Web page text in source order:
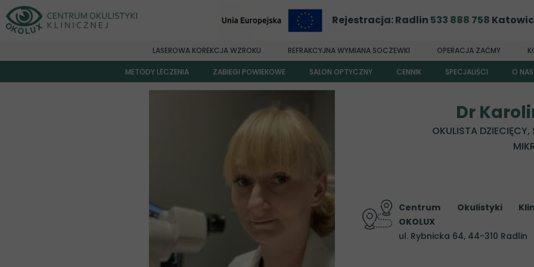
LASEROWA KOREKCJA WZROKU REFRAKCYJNA WYMIANA SOCZEWKI OPERACJA ZAĆMY
Rejestracja: Radlin 533 888 758
METODY LECZENIA
Korekcja wad wzroku PREMIUM
Wszczep soczewki fakijnej Visian ICL
Laserowa korekcja wzroku
Okulistyka dziecięca
ZABIEGI POWIEKOWE SALON OPTYCZNY CENNIK SPECJALIŚCI
Dr n. med.
Dr n. med.
Dr n.
Dr n.
O NAS
Centrum Okulistyki
OKOLUX
ul. Rybnicka 64, 44-310 Radlin
Dr
OKULISTA